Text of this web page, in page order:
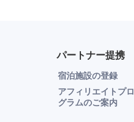
パートナー提携
宿泊施設の登録
アフィリエイトプロ
グラムのご案内